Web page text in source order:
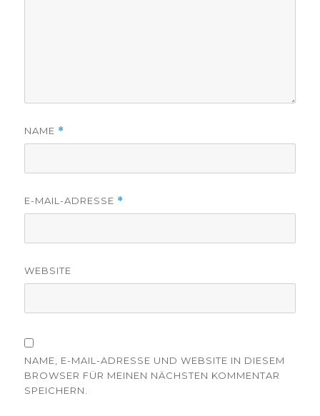
NAME *
E-MAIL-ADRESSE *
WEBSITE
NAME, E-MAIL-ADRESSE UND WEBSITE IN DIESEM
BROWSER FÜR MEINEN NÄCHSTEN KOMMENTAR
SPEICHERN.